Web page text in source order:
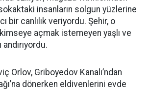
sokaktaki insanların solgun yüzlerine
bir canlılık veriyordu. Şehir, o
açmak istemeyen yaşlı ve
Orlov, Griboyedov Kanalı’ndan
dönerken eldivenlerini evde